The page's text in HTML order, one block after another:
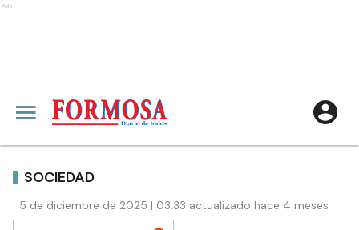
Ads
SOCIEDAD
5 de diciembre de 2025 | 03:33 actualizado hace 4 meses